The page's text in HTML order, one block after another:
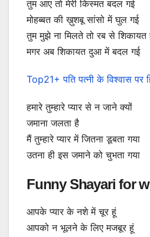
तुम आए तो मेरी किस्मत बदल गई
मोहब्बत की ख़ुशबू सांसो में घुल गई
तुम मुझे ना मिलते तो रब से शिकायत
मगर अब शिकायत दुआ में बदल गई
Top21+ पति पत्नी के विश्वास पर
हमारे तुम्हारे प्यार से न जाने क्यों
जमाना जलता है
मैं तुम्हारे प्यार में जितना डूबता गया
उतना ही इस जमाने को चुभता गया
Funny Shayari for
आपके प्यार के नशे में चूर हूं
आपको न भूलने के लिए मजबूर हूं